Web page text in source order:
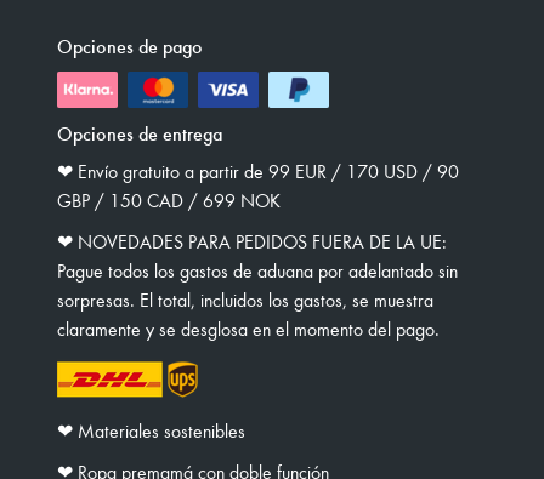
Opciones de pago
Opciones de entrega
❤︎ Envío gratuito a partir de 99 EUR / 170 USD / 90
GBP / 150 CAD / 699 NOK
❤︎ NOVEDADES PARA PEDIDOS FUERA DE LA UE:
Pague todos los gastos de aduana por adelantado sin
sorpresas. El total, incluidos los gastos, se muestra
claramente y se desglosa en el momento del pago.
❤︎ Materiales sostenibles
❤︎ Ropa premamá con doble función